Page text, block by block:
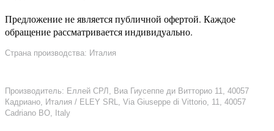
Предложение не является публичной офертой. Каждое
обращение рассматривается индивидуально.
Страна производства: Италия
Производитель: Еллей СРЛ, Виа Гиусеппе ди Витторио 11, 40057
Кадриано, Италия / ELEY SRL, Via Giuseppe di Vittorio, 11, 40057
Cadriano BO, Italy